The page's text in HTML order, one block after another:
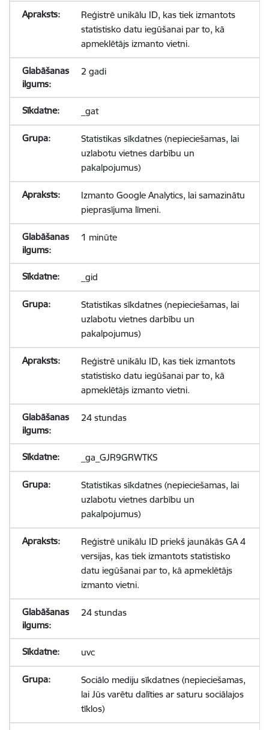
Reģistrē unikālu ID, kas tiek izmantots
statistisko datu iegūšanai par to, kā
apmeklētājs izmanto vietni.
2 gadi
_gat
Statistikas sīkdatnes (nepieciešamas, lai
uzlabotu vietnes darbību un
pakalpojumus)
Izmanto Google Analytics, lai samazinātu
pieprasījuma līmeni.
1 minūte
_gid
Statistikas sīkdatnes (nepieciešamas, lai
uzlabotu vietnes darbību un
pakalpojumus)
Reģistrē unikālu ID, kas tiek izmantots
statistisko datu iegūšanai par to, kā
apmeklētājs izmanto vietni.
24 stundas
_ga_GJR9GRWTKS
Statistikas sīkdatnes (nepieciešamas, lai
uzlabotu vietnes darbību un
pakalpojumus)
Reģistrē unikālu ID priekš jaunākās GA 4
versijas, kas tiek izmantots statistisko
datu iegūšanai par to, kā apmeklētājs
izmanto vietni.
24 stundas
uvc
Sociālo mediju sīkdatnes (nepieciešamas,
lai Jūs varētu dalīties ar saturu sociālajos
tīklos)